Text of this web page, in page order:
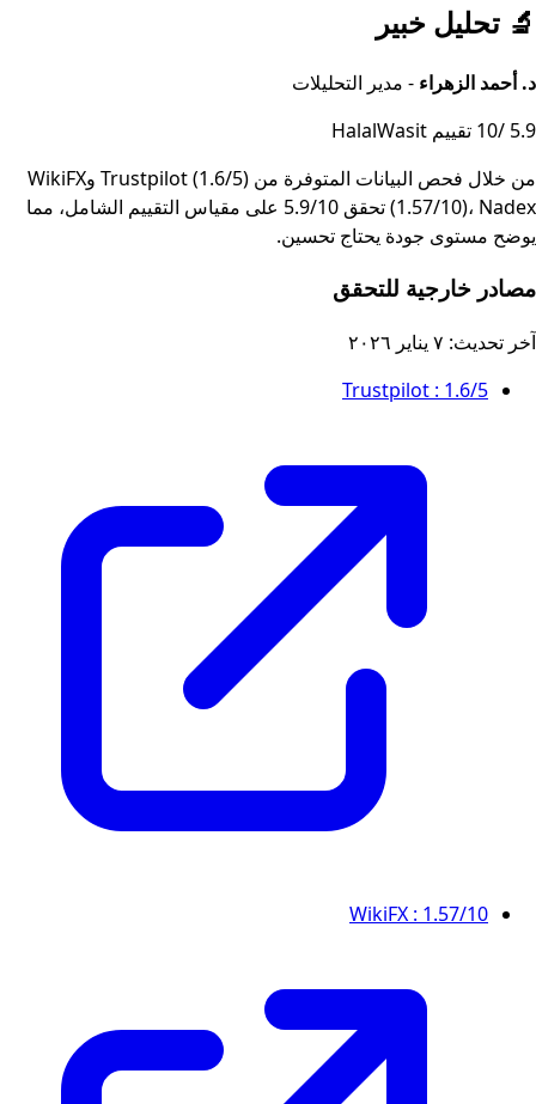
🔬 تحليل خبير
د. أحمد الزهراء - مدير التحليلات
5.9
/10 تقييم HalalWasit
رأي الخبير
من خلال فحص البيانات المتوفرة من Trustpilot (1.6/5) وWikiFX
(1.57/10)، Nadex تحقق 5.9/10 على مقياس التقييم الشامل، مما
يوضح مستوى جودة يحتاج تحسين.
مصادر خارجية للتحقق
آخر تحديث: ٧ يناير ٢٠٢٦
Trustpilot : 1.6/5
WikiFX : 1.57/10